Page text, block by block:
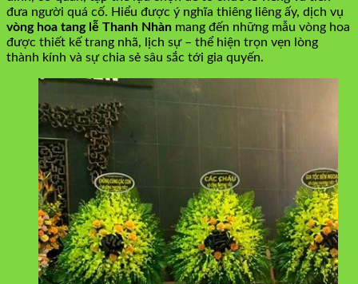
đưa người quá cố. Hiểu được ý nghĩa thiêng liêng ấy, dịch vụ
vòng hoa tang lễ Thanh Nhàn mang đến những mẫu vòng hoa
được thiết kế trang nhã, lịch sự – thể hiện trọn vẹn lòng
thành kính và sự chia sẻ sâu sắc tới gia quyến.